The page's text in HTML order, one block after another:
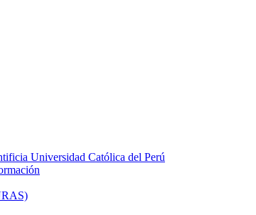
Universidad Católica del Perú